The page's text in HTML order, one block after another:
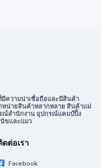
มีความน่าเชื่อถือและมีสินค้า
หน่ายสินค้าหลากหลาย สินค้าแม่
ณ์สำนักงาน อุปกรณ์แคมป์ปิ้ง
ขและแมว
ดต่อเรา
Facebook